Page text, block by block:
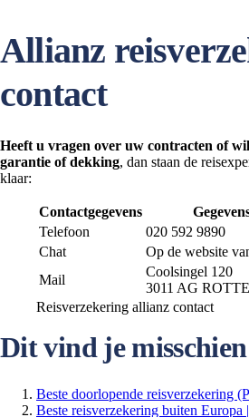
Allianz
contact
Heeft u vragen over uw contracten of
garantie of dekking, dan staan de
klaar:
Contactgegevens
Telefoon
020 592 9890
Chat
Op de website
Mail
Coolsingel 120
3011 AG
Reisverzekering allianz contact
Dit vind je
Beste doorlopende reisverzekering
Beste reisverzekering buiten